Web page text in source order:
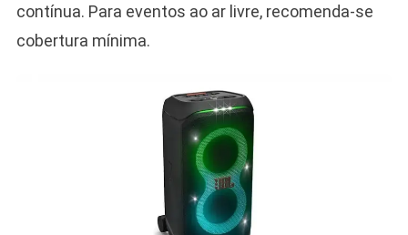
contínua. Para eventos ao ar livre, recomenda-se
cobertura mínima.